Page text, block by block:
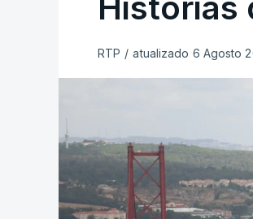
RTP / atualizado 6 Agosto